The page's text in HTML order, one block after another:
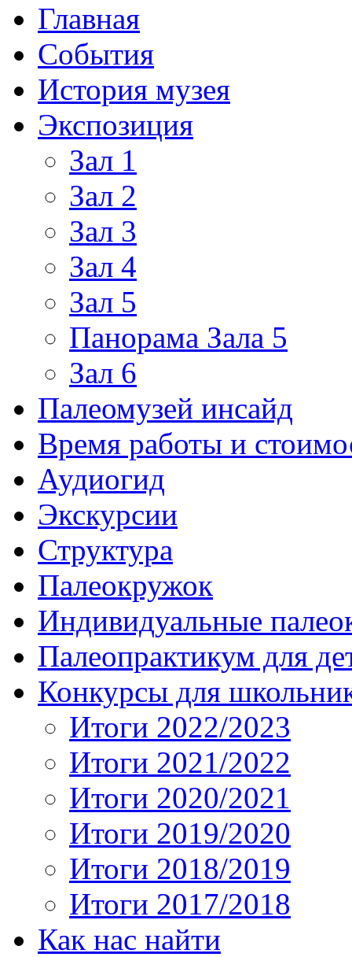
Главная
События
История музея
Экспозиция
Зал 1
Зал 2
Зал 3
Зал 4
Зал 5
Панорама Зала 5
Зал 6
Палеомузей инсайд
Время работы и
Аудиогид
Экскурсии
Структура
Палеокружок
Индивидуальные
Палеопрактикум для
Конкурсы для
Итоги 2022/2023
Итоги 2021/2022
Итоги 2020/2021
Итоги 2019/2020
Итоги 2018/2019
Итоги 2017/2018
Как нас найти